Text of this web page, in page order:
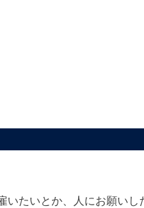
たいとか、人にお願い